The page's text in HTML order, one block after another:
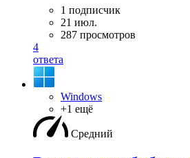
1 подписчик
21 июл.
287 просмотров
4
ответа
Windows
+1 ещё
Средний